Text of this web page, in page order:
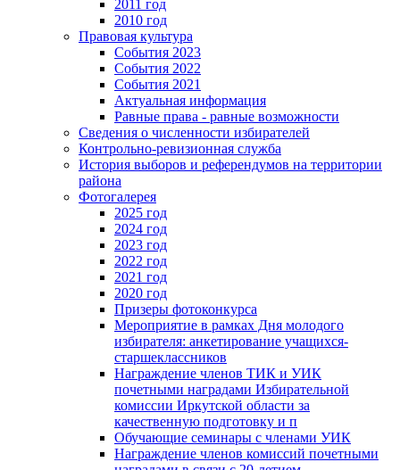
2011 год
2010 год
Правовая культура
События 2023
События 2022
События 2021
Актуальная информация
Равные права - равные возможности
Сведения о численности избирателей
Контрольно-ревизионная служба
История выборов и референдумов на территории
района
Фотогалерея
2025 год
2024 год
2023 год
2022 год
2021 год
2020 год
Призеры фотоконкурса
Мероприятие в рамках Дня молодого
избирателя: анкетирование учащихся-
старшеклассников
Награждение членов ТИК и УИК
почетными наградами Избирательной
комиссии Иркутской области за
качественную подготовку и п
Обучающие семинары с членами УИК
Награждение членов комиссий почетными